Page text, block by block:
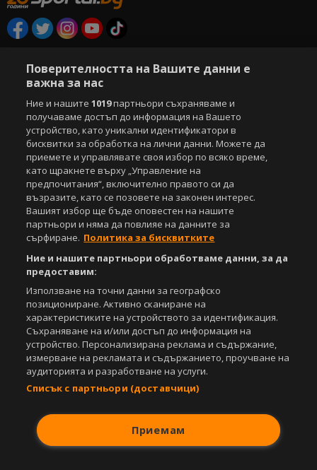
Този уебсайт е собственост наSportal Media Group
Етични правила на НСС
Лични данни
Управление на предпочитания
Съдържанието на този уеб сайт и технологиите, използвани в него, са
под закрила на Закона за авторското право и сродните му права.
Всички статии, репортажи, интервюта и други текстови, графични и
видео материали, публикувани в сайта, са собственост на Агенция
Спортал, освен ако изрично е посочено друго. Допуска се
публикуване на текстови материали само след писмено съгласие на
Агенция Спортал, посочване на източника и добавяне на линк към
www.sportal.bg. Използването на графични и видео материали,
публикувани в сайта, е строго забранено. Нарушителите ще бъдат
санкционирани с цялата строгост на закона.
СвалиБЕЗПЛАТНОТОприложение за:
Android
Powered by:
Поверителността на Вашите данни е
важна за нас
Ние и нашите1019партньори съхраняваме и
получаваме достъп до информация на Вашето
устройство, като уникални идентификатори в
бисквитки за обработка на лични данни. Можете да
приемете и управлявате своя избор по всяко време,
като щракнете върху „Управление на
предпочитания“, включително правото си да
възразите, като се позовете на законен интерес.
Вашият избор ще бъде оповестен на нашите
партньори и няма да повлияе на данните за
сърфиране. Политика за бисквитките
Ние и нашите партньори обработваме данни, за да
предоставим:
Използване на точни данни за географско
позициониране. Активно сканиране на
характеристиките на устройството за идентификация.
Съхраняване на и/или достъп до информация на
устройство. Персонализирана реклама и съдържание,
измерване на рекламата и съдържанието, проучване на
аудиторията и разработване на услуги.
Списък с партньори (доставчици)
Приемам